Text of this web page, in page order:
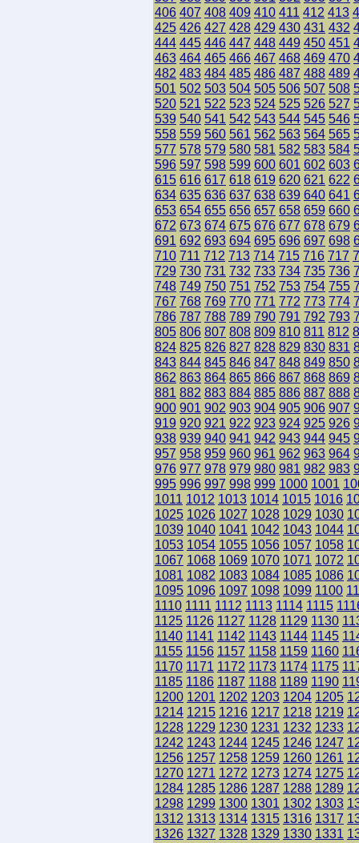
406 407 408 409 410 411 412 413
425 426 427 428 429 430 431 432
444 445 446 447 448 449 450 451
463 464 465 466 467 468 469 470
482 483 484 485 486 487 488 489
501 502 503 504 505 506 507 508
520 521 522 523 524 525 526 527
539 540 541 542 543 544 545 546
558 559 560 561 562 563 564 565
577 578 579 580 581 582 583 584
596 597 598 599 600 601 602 603
615 616 617 618 619 620 621 622
634 635 636 637 638 639 640 641
653 654 655 656 657 658 659 660
672 673 674 675 676 677 678 679
691 692 693 694 695 696 697 698
710 711 712 713 714 715 716 717
729 730 731 732 733 734 735 736
748 749 750 751 752 753 754 755
767 768 769 770 771 772 773 774
786 787 788 789 790 791 792 793
805 806 807 808 809 810 811 812
824 825 826 827 828 829 830 831
843 844 845 846 847 848 849 850
862 863 864 865 866 867 868 869
881 882 883 884 885 886 887 888
900 901 902 903 904 905 906 907
919 920 921 922 923 924 925 926
938 939 940 941 942 943 944 945
957 958 959 960 961 962 963 964
976 977 978 979 980 981 982 983
995 996 997 998 999 1000 1001
1011 1012 1013 1014 1015 1016
1025 1026 1027 1028 1029 1030
1039 1040 1041 1042 1043 1044
1053 1054 1055 1056 1057 1058
1067 1068 1069 1070 1071 1072
1081 1082 1083 1084 1085 1086
1095 1096 1097 1098 1099 1100
1110 1111 1112 1113 1114 1115
1125 1126 1127 1128 1129 1130
1140 1141 1142 1143 1144 1145
1155 1156 1157 1158 1159 1160
1170 1171 1172 1173 1174 1175
1185 1186 1187 1188 1189 1190
1200 1201 1202 1203 1204 1205
1214 1215 1216 1217 1218 1219
1228 1229 1230 1231 1232 1233
1242 1243 1244 1245 1246 1247
1256 1257 1258 1259 1260 1261
1270 1271 1272 1273 1274 1275
1284 1285 1286 1287 1288 1289
1298 1299 1300 1301 1302 1303
1312 1313 1314 1315 1316 1317
1326 1327 1328 1329 1330 1331